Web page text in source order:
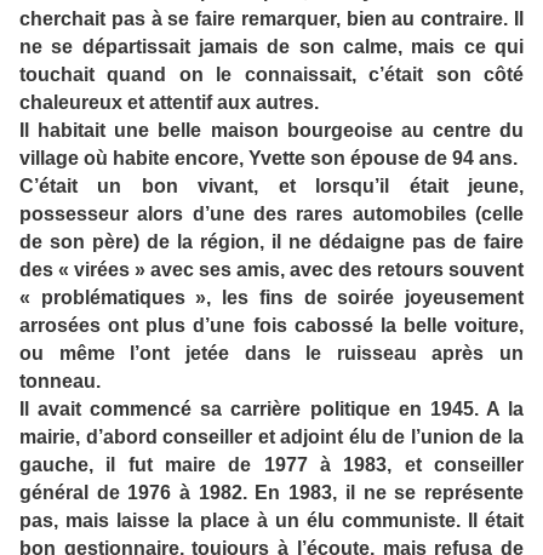
cherchait pas à se faire remarquer, bien au contraire. Il
ne se départissait jamais de son calme, mais ce qui
touchait quand on le connaissait, c’était son côté
chaleureux et attentif aux autres.
Il habitait une belle maison bourgeoise au centre du
village où habite encore, Yvette son épouse de 94 ans.
C’était un bon vivant, et lorsqu’il était jeune,
possesseur alors d’une des rares automobiles (celle
de son père) de la région, il ne dédaigne pas de faire
des « virées » avec ses amis, avec des retours souvent
« problématiques », les fins de soirée joyeusement
arrosées ont plus d’une fois cabossé la belle voiture,
ou même l’ont jetée dans le ruisseau après un
tonneau.
Il avait commencé sa carrière politique en 1945. A la
mairie, d’abord conseiller et adjoint élu de l’union de la
gauche, il fut maire de 1977 à 1983, et conseiller
général de 1976 à 1982. En 1983, il ne se représente
pas, mais laisse la place à un élu communiste. Il était
bon gestionnaire, toujours à l’écoute, mais refusa de